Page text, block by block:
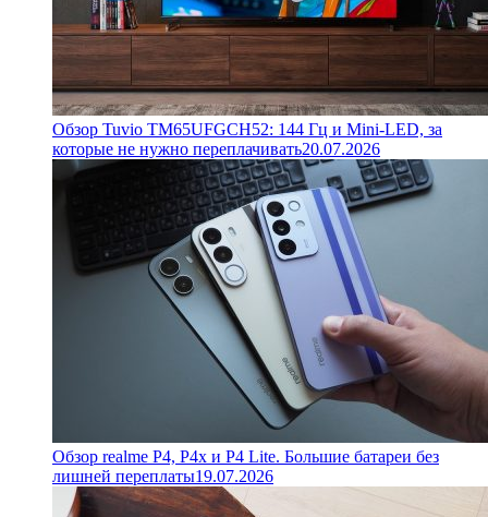
Обзор Tuvio TM65UFGCH52: 144 Гц и Mini-LED, за
которые не нужно переплачивать20.07.2026
Обзор realme P4, P4x и P4 Lite. Большие батареи без
лишней переплаты19.07.2026